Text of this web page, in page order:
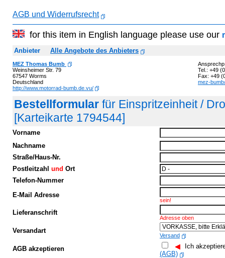
AGB und Widerrufsrecht
for this item in English language please use our
Anbieter Alle Angebote des Anbieters
MEZ Thomas Bumb
Weinsheimer Str. 79
67547 Worms
Deutschland
http://www.motorrad-bumb.de.vu/
Tel.: +49
Fax: +49
mez-
Bestellformular für Einspritzeinheit /
[Karteikarte 1794544]
Vorname
Nachname
Straße/Haus-Nr.
Postleitzahl und Ort
Telefon-Nummer
E-Mail Adresse
sein!
Lieferanschrift
Adresse oben
Versandart
Versand
AGB akzeptieren
Ich
(AGB)